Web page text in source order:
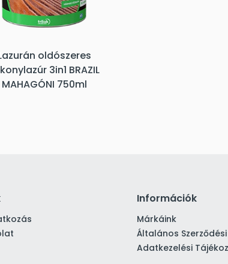
oldószeres
3in1 BRAZIL
MAHAGÓNI 750ml
Információk
Márkáink
Általános
Adatkezelési